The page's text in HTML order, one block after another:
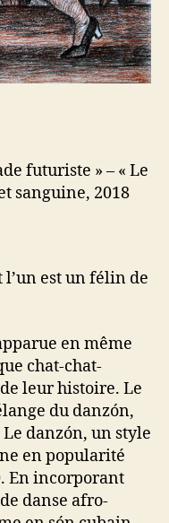
futuriste » – « Le
sanguine, 2018
l’un est un félin de
en même
chat-chat-
leur histoire. Le
du danzón,
danzón, un style
en popularité
En incorporant
danse afro-